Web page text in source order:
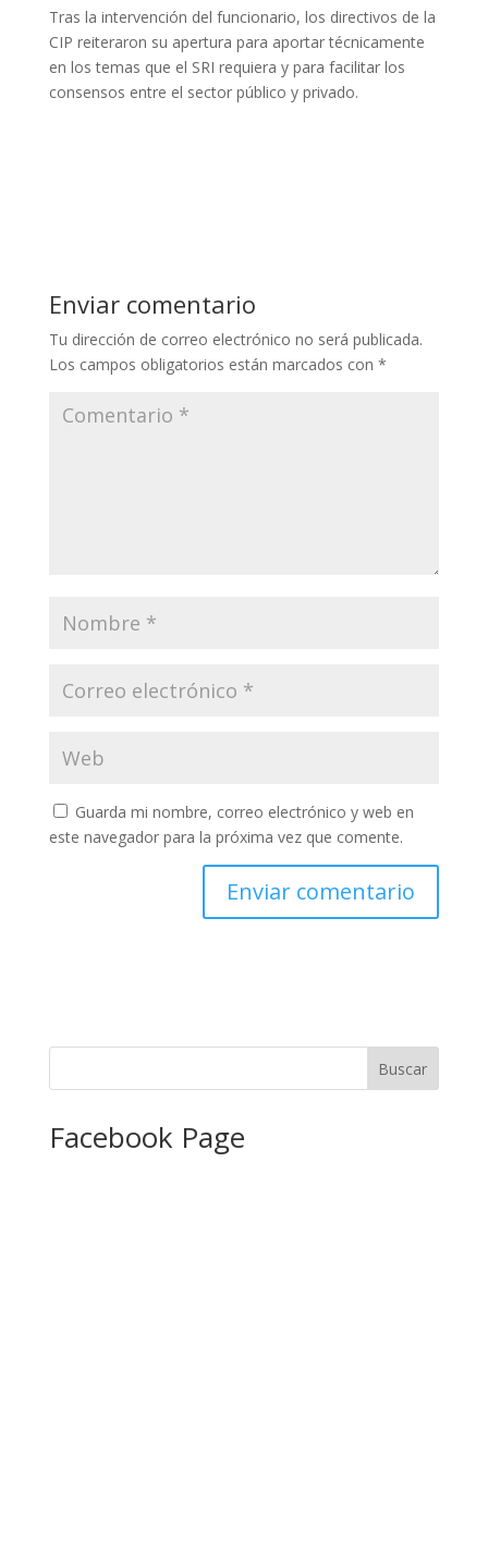
Tras la intervención del funcionario, los directivos de la
CIP reiteraron su apertura para aportar técnicamente
en los temas que el SRI requiera y para facilitar los
consensos entre el sector público y privado.
Enviar comentario
Tu dirección de correo electrónico no será publicada.
Los campos obligatorios están marcados con *
Guarda mi nombre, correo electrónico y web en
este navegador para la próxima vez que comente.
Facebook Page